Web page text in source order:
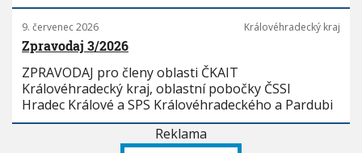
9. červenec 2026 Královéhradecký kraj
Zpravodaj 3/2026
ZPRAVODAJ pro členy oblasti ČKAIT
Královéhradecký kraj, oblastní pobočky ČSSI
Hradec Králové a SPS Královéhradeckého a Pardubi
Reklama